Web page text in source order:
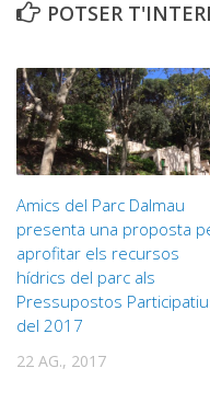
POTSER
Amics del Parc Dalmau
presenta una proposta
aprofitar els recursos
hídrics del parc als
Pressupostos
del 2017
22 AG., 2017